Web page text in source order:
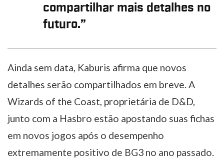
compartilhar mais detalhes no
futuro.”
Ainda sem data, Kaburis afirma que novos
detalhes serão compartilhados em breve. A
Wizards of the Coast, proprietária de D&D,
junto com a Hasbro estão apostando suas fichas
em novos jogos após o desempenho
extremamente positivo de BG3 no ano passado.